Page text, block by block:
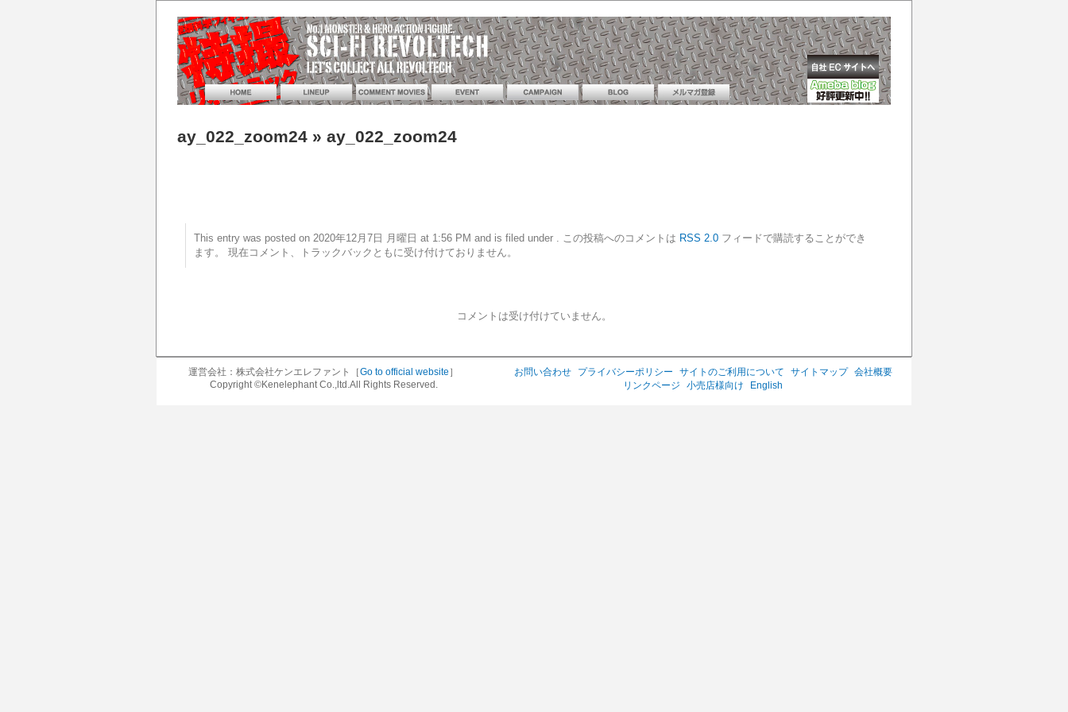
ay_022_zoom24 » ay_022_zoom24
This entry was posted on 2020年12月7日 月曜日 at 1:56 PM and is filed under . この投稿へのコメントは RSS 2.0 フィードで購読することができ
ます。 現在コメント、トラックバックともに受け付けておりません。
コメントは受け付けていません。
運営会社：株式会社ケンエレファント［Go to official website ］
Copyright ©Kenelephant Co.,ltd.All Rights Reserved.
お問い合わせ プライバシーポリシー サイトのご利用について サイトマップ
会社概要
リンクページ
小売店様向け English